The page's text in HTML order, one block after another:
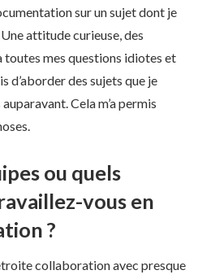
sur un sujet dont je
attitude curieuse, des
toutes mes questions idiotes et
d’aborder des sujets que je
Cela m’a permis
ou quels
vous en
?
collaboration avec presque